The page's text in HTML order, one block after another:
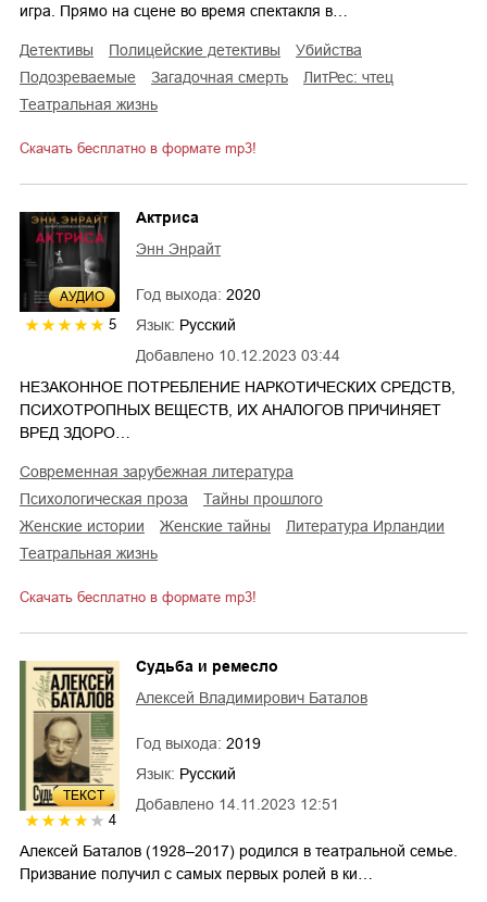
игра. Прямо на сцене во время спектакля в…
детективы полицейские детективы
убийства
подозреваемые
загадочная смерть
ЛитРес: чтец
театральная жизнь
Скачать бесплатно в формате mp3!
AУДИО
5
Добавлено 10.12.2023 03:44
Актриса
Энн Энрайт
Год выхода: 2020
Язык: Русский
НЕЗАКОННОЕ ПОТРЕБЛЕНИЕ НАРКОТИЧЕСКИХ СРЕДСТВ,
ПСИХОТРОПНЫХ ВЕЩЕСТВ, ИХ АНАЛОГОВ ПРИЧИНЯЕТ
ВРЕД ЗДОРО…
современная зарубежная литература
психологическая проза
тайны прошлого
женские истории
женские тайны
литература Ирландии
театральная жизнь
Скачать бесплатно в формате mp3!
ТЕКСТ
4
Добавлено 14.11.2023 12:51
Судьба и ремесло
Алексей Владимирович Баталов
Год выхода: 2019
Язык: Русский
Алексей Баталов (1928–2017) родился в театральной семье.
Призвание получил с самых первых ролей в ки…